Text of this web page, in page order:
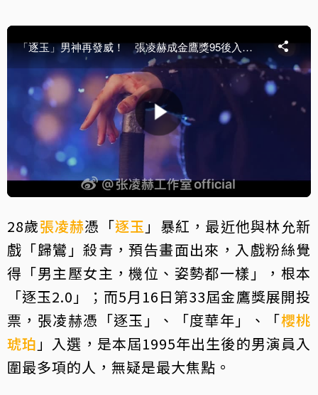
28歲張凌赫憑「逐玉 」暴紅，最近他與林允新
戲「歸鸞」殺青，預告畫面出來，入戲粉絲覺
得「男主壓女主，機位、姿勢都一樣」，根本
「逐玉2.0」；而5月16日第33屆金鷹獎展開投
票，張凌赫憑「逐玉」、「度華年」、「櫻桃
琥珀 」入選，是本屆1995年出生後的男演員入
圍最多項的人，無疑是最大焦點。